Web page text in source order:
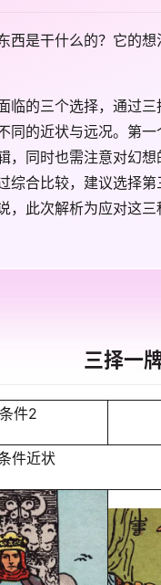
西是干什么的？它的想
临的三个选择，通过
同的近状与远况。第
，同时也需注意对幻
综合比较，建议选择
，此次解析为应对这三
三择一
条件2
件近状